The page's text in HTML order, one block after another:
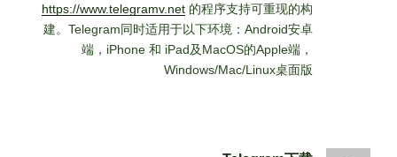
https://www.telegramv.net 的程序支持可重现的构
建。Telegram同时适用于以下环境：Android安卓
端，iPhone 和 iPad及MacOS的Apple端，
Windows/Mac/Linux桌面版